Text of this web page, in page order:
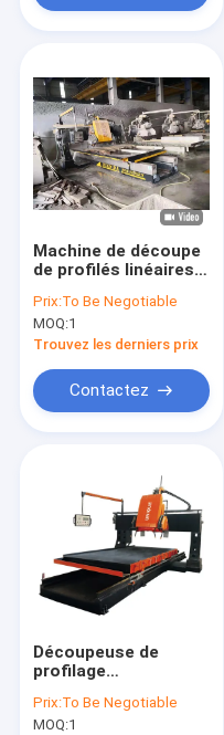
Machine de découpe
de profilés linéaires
pierre
Prix:To Be Negotiable
MOQ:1
Trouvez les derniers prix
Contactez
Découpeuse de
profilage
de portique pour la
ligne en pierre de
Prix:To Be Negotiable
MOQ:1